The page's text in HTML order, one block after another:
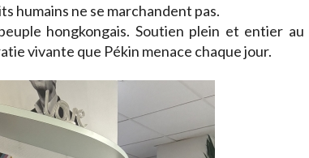
humains ne se marchandent pas.
hongkongais. Soutien plein et entier au
vivante que Pékin menace chaque jour.